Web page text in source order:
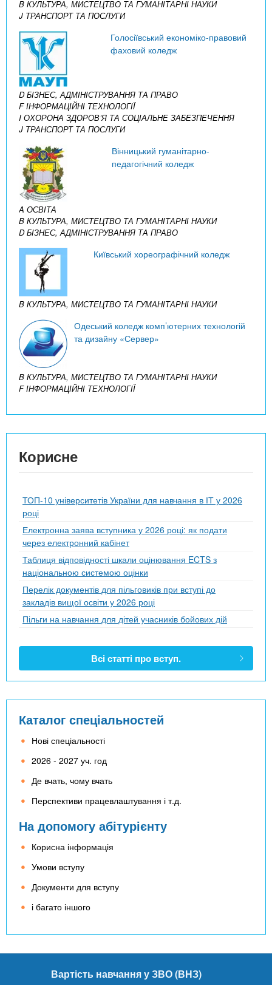
B КУЛЬТУРА, МИСТЕЦТВО ТА ГУМАНІТАРНІ НАУКИ
J ТРАНСПОРТ ТА ПОСЛУГИ
Голосіївський економіко-правовий
фаховий коледж
D БІЗНЕС, АДМІНІСТРУВАННЯ ТА ПРАВО
F ІНФОРМАЦІЙНІ ТЕХНОЛОГІЇ
I ОХОРОНА ЗДОРОВ’Я ТА СОЦІАЛЬНЕ ЗАБЕЗПЕЧЕННЯ
J ТРАНСПОРТ ТА ПОСЛУГИ
Вінницький гуманітарно-
педагогічний коледж
A ОСВІТА
B КУЛЬТУРА, МИСТЕЦТВО ТА ГУМАНІТАРНІ НАУКИ
D БІЗНЕС, АДМІНІСТРУВАННЯ ТА ПРАВО
Київський хореографічний коледж
B КУЛЬТУРА, МИСТЕЦТВО ТА ГУМАНІТАРНІ НАУКИ
Одеський коледж комп’ютерних технологій
та дизайну «Сервер»
B КУЛЬТУРА, МИСТЕЦТВО ТА ГУМАНІТАРНІ НАУКИ
F ІНФОРМАЦІЙНІ ТЕХНОЛОГІЇ
Корисне
ТОП-10 університетів України для навчання в ІТ у 2026
році
Електронна заява вступника у 2026 році: як подати
через електронний кабінет
Таблиця відповідності шкали оцінювання ECTS з
національною системою оцінки
Перелік документів для пільговиків при вступі до
закладів вищої освіти у 2026 році
Пільги на навчання для дітей учасників бойових дій
Всі статті про вступ.
Каталог спеціальностей
Нові спеціальності
2026 - 2027 уч. год
Де вчать, чому вчать
Перспективи працевлаштування і т.д.
На допомогу абітурієнту
Корисна інформація
Умови вступу
Документи для вступу
і багато іншого
Вартість навчання у ЗВО (ВНЗ)